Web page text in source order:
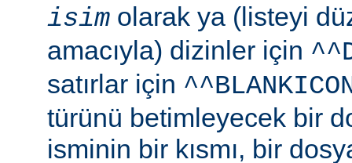
isim olarak ya (listeyi
amacıyla) dizinler için
satırlar için
türünü betimleyecek bir
isminin bir kısmı, bir